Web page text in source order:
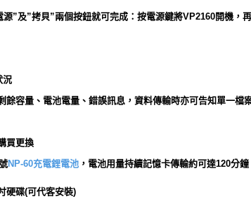
”及”拷貝”兩個按鈕就可完成：按電源鍵將VP2160開機，
況
餘容量、電池電量、錯誤訊息，資料傳輸時亦可告知單一檔
買更換
NP-60充電鋰電池 ，電池用量持續記憶卡傳輸約可達120分
硬碟(可代客安裝)